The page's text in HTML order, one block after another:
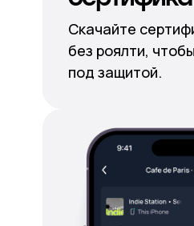
Скачайте
без роялти,
под защитой.